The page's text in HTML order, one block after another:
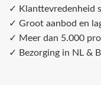
✓ Klanttevredenheid
✓ Groot aanbod en
✓ Meer dan 5.000
✓ Bezorging in NL &